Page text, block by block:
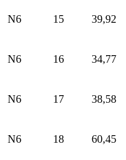
N6 15 39,92
N6 16 34,77
N6 17 38,58
N6 18 60,45